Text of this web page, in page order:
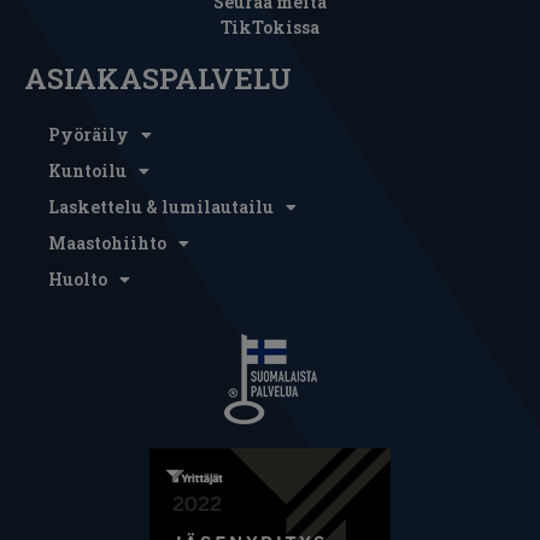
TikTokissa
ASIAKASPALVELU
Pyöräily
Kuntoilu
Laskettelu & lumilautailu
Maastohiihto
Huolto